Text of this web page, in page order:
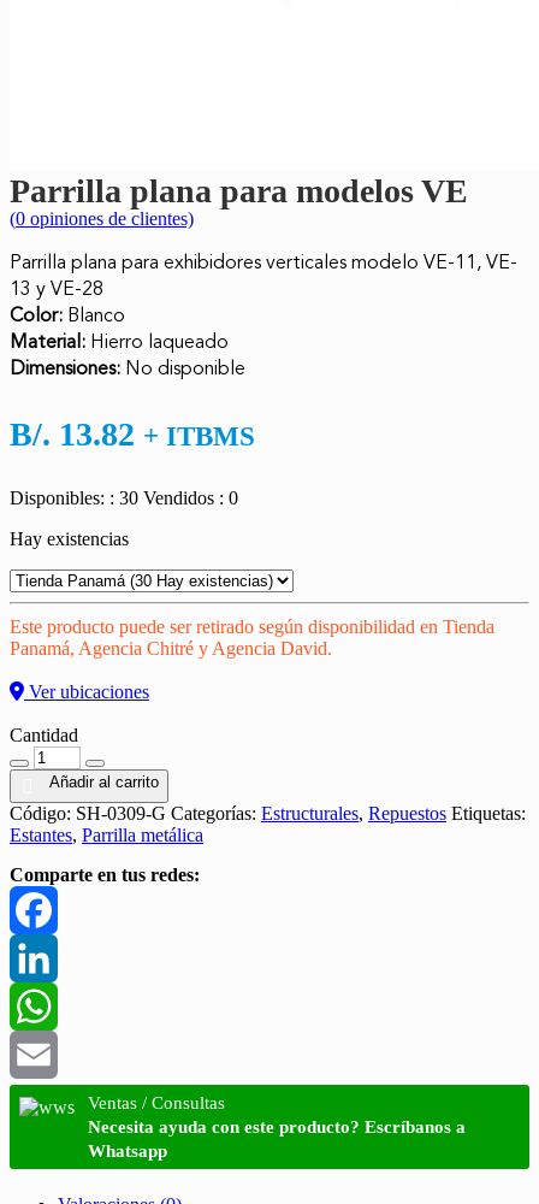
Parrilla plana para modelos VE
(0 opiniones de clientes)
Parrilla plana para exhibidores verticales modelo VE-11, VE-
13 y VE-28
Color: Blanco
Material: Hierro laqueado
Dimensiones: No disponible
B/. 13.82 + ITBMS
Disponibles: : 30 Vendidos : 0
Hay existencias
Este producto puede ser retirado según disponibilidad en Tienda
Panamá, Agencia Chitré y Agencia David.
Ver ubicaciones
Cantidad
Añadir al carrito
Código: SH-0309-G Categorías: Estructurales, Repuestos Etiquetas:
Estantes, Parrilla metálica
Comparte en tus redes:
Facebook
LinkedIn
WhatsApp
Email
Ventas / Consultas
Necesita ayuda con este producto? Escríbanos a
Whatsapp